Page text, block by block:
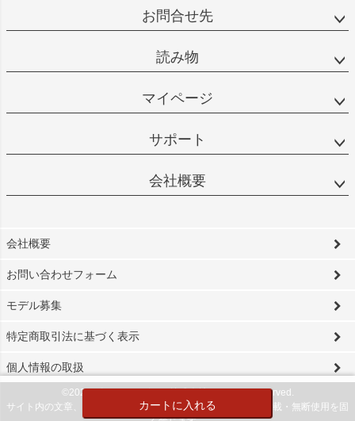
カートに入れる
お問合せ先
読み物
マイページ
サポート
会社概要
会社概要
お問い合わせフォーム
モデル募集
特定商取引法に基づく表示
個人情報の取扱
©2024 ビソワ・デザイン株式会社 All Rights reserved.
サイト内の文章、画像などの著作物は当社に属します。無断転載・無断使用を固